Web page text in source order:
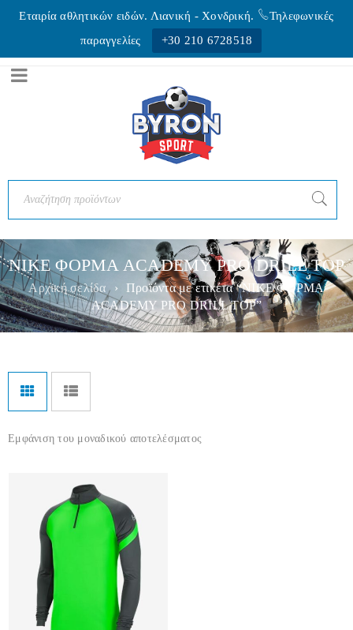
Εταιρία αθλητικών ειδών. Λιανική - Xονδρική.
Τηλεφωνικές
παραγγελίες
+30 210 6728518
NIKE ΦΟΡΜA ACADEMY PRO DRILL TOP
Αρχική σελίδα ›
Προϊόντα με ετικέτα “NIKE ΦΟΡΜA
ACADEMY PRO DRILL TOP”
Εμφάνιση του μοναδικού αποτελέσματος